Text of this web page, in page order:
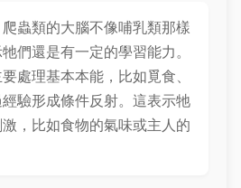
蟲類的大腦不像哺乳類那樣
們還是有一定的學習能力。
處理基本本能，比如覓食、
驗形成條件反射。這表示牠
，比如食物的氣味或主人的